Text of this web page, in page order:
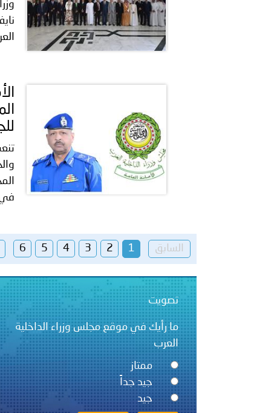
في
السابق 1
2
3
4
5
6
تصويت
ما رأيك في موقع مجلس وزراء الداخلية
العرب
ممتاز
جيد جداً
جيد